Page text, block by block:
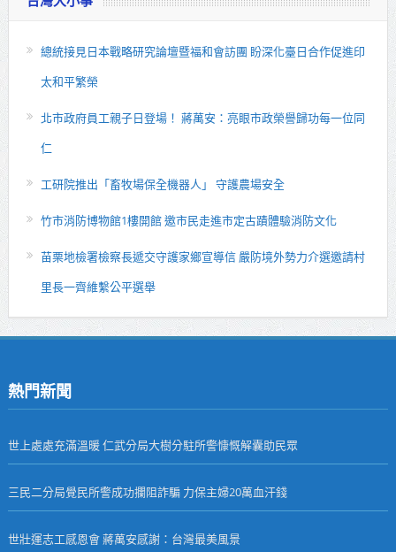
總統接見日本戰略研究論壇暨福和會訪團 盼深化臺日合作促進印
太和平繁榮
北市政府員工親子日登場！ 蔣萬安：亮眼市政榮譽歸功每一位同
仁
工研院推出「畜牧場保全機器人」 守護農場安全
竹市消防博物館1樓開館 邀市民走進市定古蹟體驗消防文化
苗栗地檢署檢察長遞交守護家鄉宣導信 嚴防境外勢力介選邀請村
里長一齊維繫公平選舉
熱門新聞
世上處處充滿溫暖 仁武分局大樹分駐所警慷慨解囊助民眾
三民二分局覺民所警成功攔阻詐騙 力保主婦20萬血汗錢
世壯運志工感恩會 蔣萬安感謝：台灣最美風景